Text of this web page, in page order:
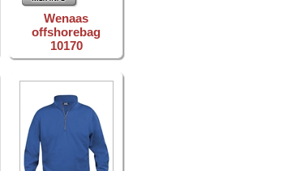
Wenaas
offshorebag
10170